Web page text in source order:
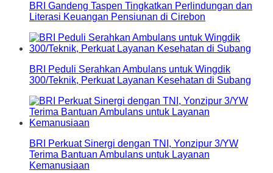
BRI Gandeng Taspen Tingkatkan Perlindungan dan
Literasi Keuangan Pensiunan di Cirebon
BRI Peduli Serahkan Ambulans untuk Wingdik
300/Teknik, Perkuat Layanan Kesehatan di Subang
BRI Perkuat Sinergi dengan TNI, Yonzipur 3/YW
Terima Bantuan Ambulans untuk Layanan
Kemanusiaan